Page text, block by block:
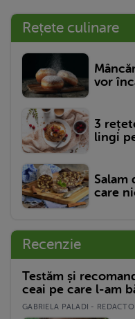
Rețete culinare
vor
3
lingi
Salam
care
Recenzie
Testăm și
ceai pe care l-am
GABRIELA PALADI -